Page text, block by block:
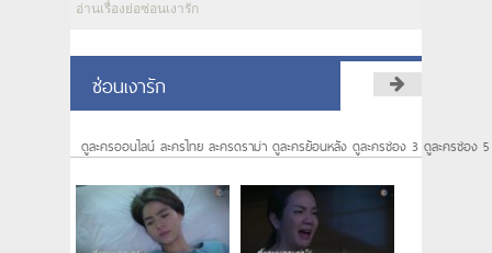
อ่านเรื่องย่อซ่อนเงารัก
ซ่อนเงารัก
ดูละครออนไลน์ ละครไทย ละครดราม่า ดูละครย้อนหลัง ดูละครช่อง 3 ดูละครช่อง